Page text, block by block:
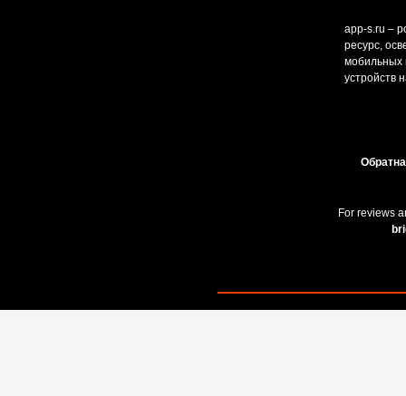
app-s.ru –
ресурс,
мобильных
устройств
For reviews